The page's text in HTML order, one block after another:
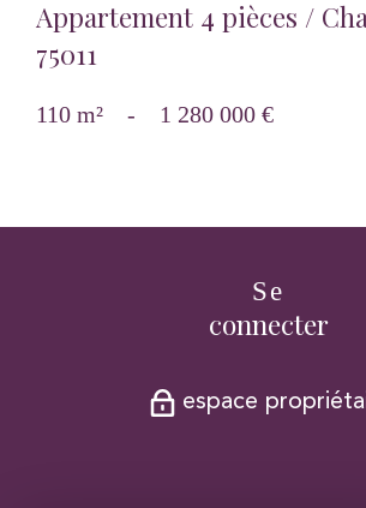
Appartement 4 pièces /
75011
110 m² - 1 280 000 €
Se
connecter
espace